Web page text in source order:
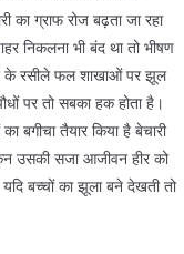
का ग्राफ रोज बढ़ता जा रहा
निकलना भी बंद था तो भीषण
के रसीले फल शाखाओं पर झूल
पर तो सबका हक होता है।
तैयार किया है बेचारी
उसकी सजा आजीवन हीर को
बच्चों का झूला बने देखती तो